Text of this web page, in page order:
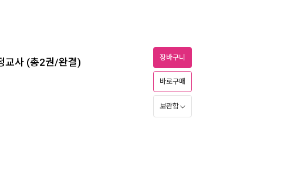
교사 (총2권/완결) 장바구니
바로구매
보관함